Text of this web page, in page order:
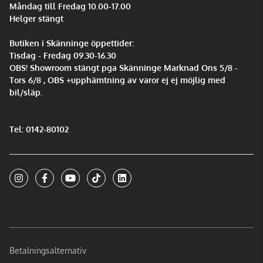
Måndag till Fredag 10.00-17.00
Helger stängt
Butiken i Skänninge öppettider:
Tisdag - Fredag 09.30-16.30
OBS! Showroom stängt pga Skänninge Marknad Ons 5/8 -
Tors 6/8 , OBS +upphämtning av varor ej ej möjlig med
bil/släp.
Tel: 0142-80102
Betalningsalternativ